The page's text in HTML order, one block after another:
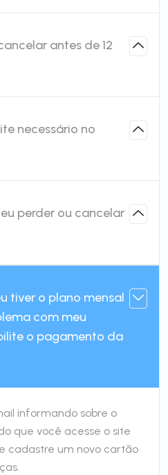
antes de 12
necessário no
perder ou cancelar
tiver o plano mensal
com meu
o pagamento da
informando sobre o
que você acesse o site
cadastre um novo cartão